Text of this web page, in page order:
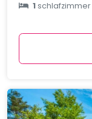
1schlafzimmer